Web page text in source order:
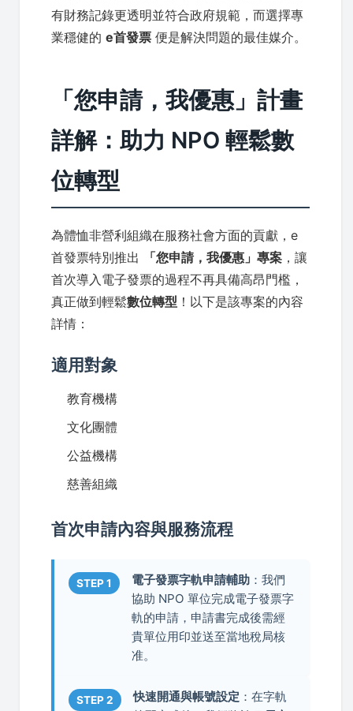
有財務記錄更透明並符合政府規範，而選擇專
業穩健的 e首發票 便是解決問題的最佳媒介。
「您申請，我優惠」計畫
詳解：助力 NPO 輕鬆數
位轉型
為體恤非營利組織在服務社會方面的貢獻，e
首發票特別推出
「您申請，我優惠」專案 ，讓
首次導入電子發票的過程不再具備高昂門檻，
真正做到輕鬆數位轉型 ！以下是該專案的內容
詳情：
適用對象
教育機構
文化團體
公益機構
慈善組織
首次申請內容與服務流程
STEP 1 電子發票字軌申請輔助 ：我們
協助 NPO 單位完成電子發票字
軌的申請，申請書完成後需經
貴單位用印並送至當地稅局核
准。
STEP 2 快速開通與帳號設定 ：在字軌